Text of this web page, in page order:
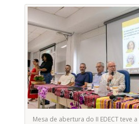
Mesa de abertura do II EDECT teve